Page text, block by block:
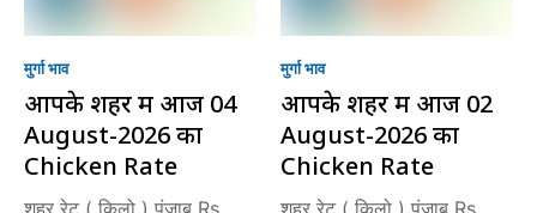
मुर्गा भाव
आपके शहर में आज 04
August-2026 का
Chicken Rate
शहर रेट ( किलो ) पंजाब Rs.
मुर्गा भाव
आपके शहर में आज 02
August-2026 का
Chicken Rate
शहर रेट ( किलो ) पंजाब Rs.